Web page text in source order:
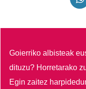
Goierriko albisteak
dituzu? Horretarako
Egin zaitez